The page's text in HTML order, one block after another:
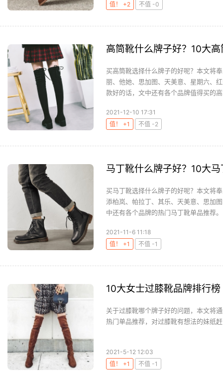
值！ +2
不值 -0
高筒靴什么牌子好？10大
买高筒靴选择什么牌子的好呢？本文将
丽、他她、思加图、天美意、星期六、
款好的话，文中还有各个品牌值得买的
2021-12-10 17:31
值！ +1
不值 -2
马丁靴什么牌子好？10大
买马丁靴选择什么牌子的好呢？本文将
添柏岚、帕拉丁、其乐、天美意、思加
中还有各个品牌的热门马丁靴单品推荐
2021-11-6 11:18
值！ +1
不值 -1
10大女士过膝靴品牌排行
关于过膝靴哪个牌子好的问题，本文将
热门单品推荐，对过膝靴有想法的妹纸
2021-5-12 12:03
值！ +1
不值 -1